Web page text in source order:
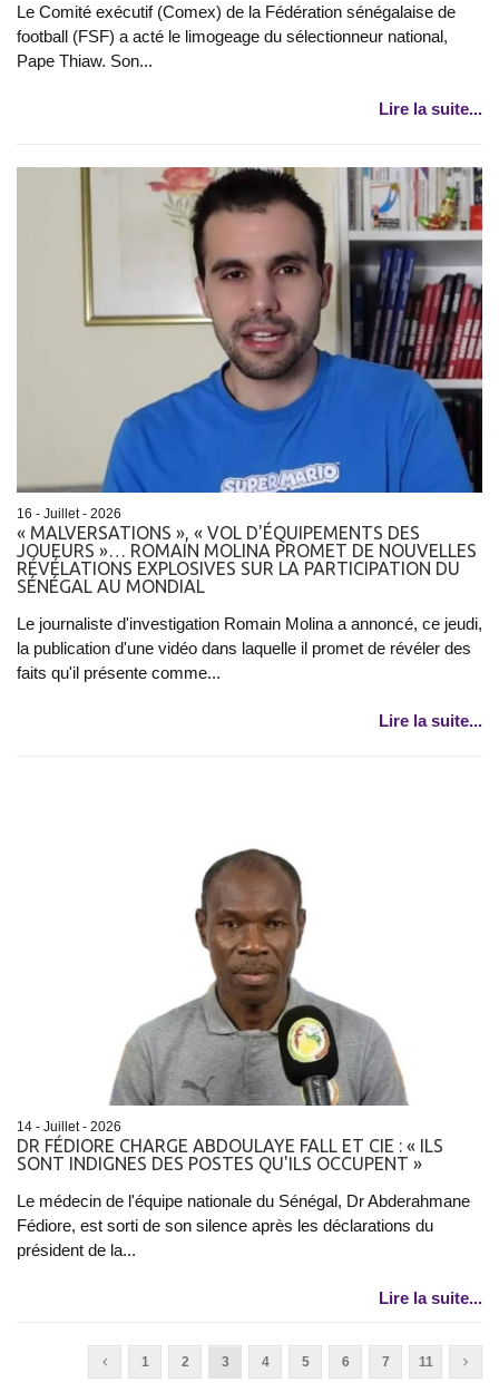
Le Comité exécutif (Comex) de la Fédération sénégalaise de
football (FSF) a acté le limogeage du sélectionneur national,
Pape Thiaw. Son...
Lire la suite...
16 - Juillet - 2026
« MALVERSATIONS », « VOL D'ÉQUIPEMENTS DES
JOUEURS »… ROMAIN MOLINA PROMET DE NOUVELLES
RÉVÉLATIONS EXPLOSIVES SUR LA PARTICIPATION DU
SÉNÉGAL AU MONDIAL
Le journaliste d'investigation Romain Molina a annoncé, ce jeudi,
la publication d'une vidéo dans laquelle il promet de révéler des
faits qu'il présente comme...
Lire la suite...
14 - Juillet - 2026
DR FÉDIORE CHARGE ABDOULAYE FALL ET CIE : « ILS
SONT INDIGNES DES POSTES QU'ILS OCCUPENT »
Le médecin de l'équipe nationale du Sénégal, Dr Abderahmane
Fédiore, est sorti de son silence après les déclarations du
président de la...
Lire la suite...
1 2 3 4 5 6 7 11